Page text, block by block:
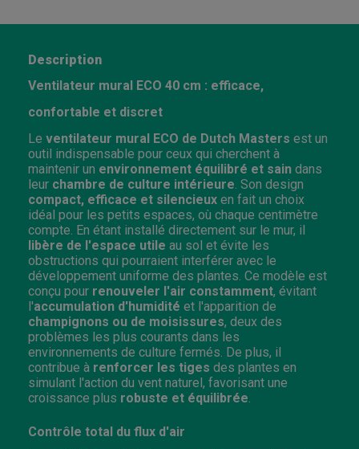
Description
Ventilateur mural ECO 40 cm : efficace,
confortable et discret
Le ventilateur mural ECO de Dutch Masters est un
outil indispensable pour ceux qui cherchent à
maintenir un environnement équilibré et sain dans
leur chambre de culture intérieure . Son design
compact, efficace et silencieux en fait un choix
idéal pour les petits espaces, où chaque centimètre
compte. En étant installé directement sur le mur, il
libère de l'espace utile au sol et évite les
obstructions qui pourraient interférer avec le
développement uniforme des plantes. Ce modèle est
conçu pour renouveler l'air constamment, évitant
l'accumulation d'humidité et l'apparition de
champignons ou de moisissures, deux des
problèmes les plus courants dans les
environnements de culture fermés. De plus, il
contribue à renforcer les tiges des plantes en
simulant l'action du vent naturel, favorisant une
croissance plus robuste et équilibrée
Contrôle total du flux d'air